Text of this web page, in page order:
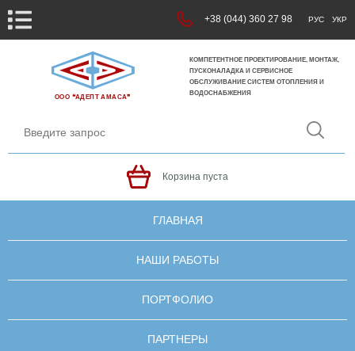
+38 (044) 360 27 98 РУС УКР
ООО ❝АДЕПТ АМАСА❞
КОМПЕТЕНТНОЕ ПРОЕКТИРОВАНИЕ, МОНТАЖ,
ПУСКОНАЛАДКА И СЕРВИСНОЕ
ОБСЛУЖИВАНИЕ СИСТЕМ ОТОПЛЕНИЯ И
ВОДОСНАБЖЕНИЯ
Корзина пуста
ГЛАВНАЯ
НАШИ РАБОТЫ
ПОРТФОЛИО
ПАРТНЕРЫ